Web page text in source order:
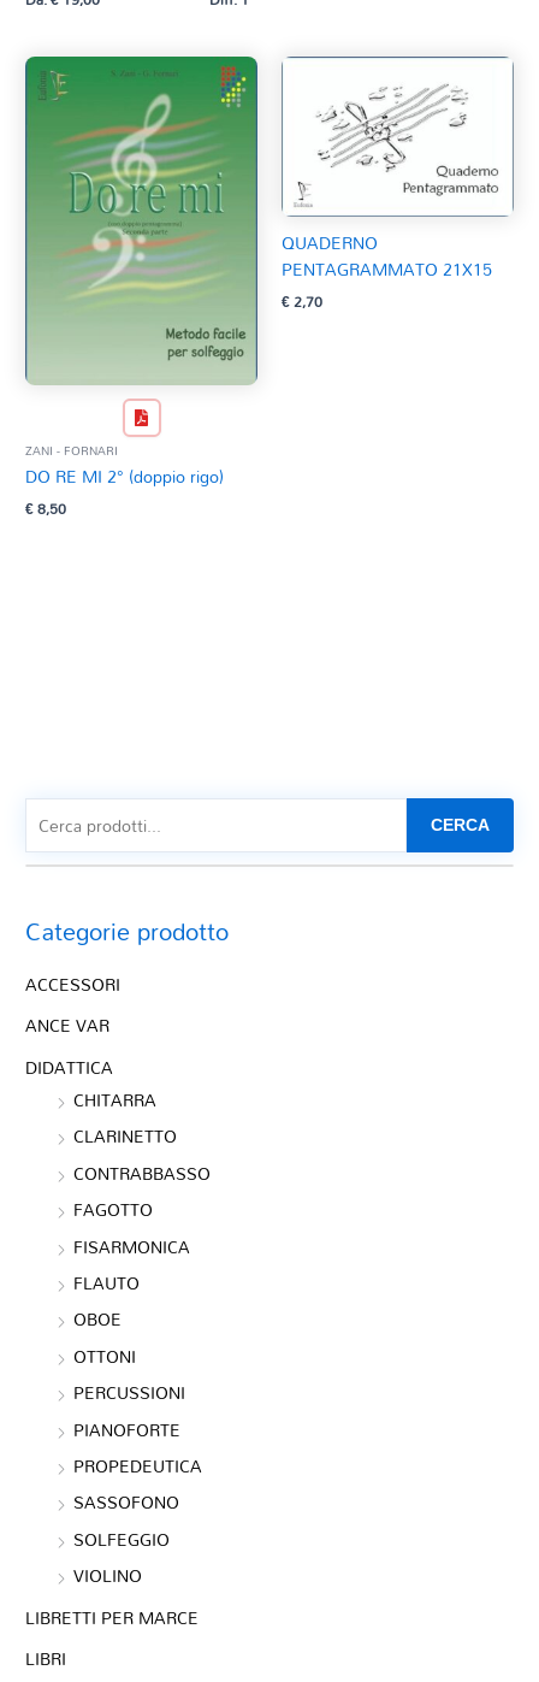
ZANI - FORNARI
DO RE MI 2° (doppio rigo)
€8,50
QUADERNO
PENTAGRAMMATO 21X15
€2,70
CERCA
Categorie prodotto
ACCESSORI
ANCE VAR
DIDATTICA
CHITARRA
CLARINETTO
CONTRABBASSO
FAGOTTO
FISARMONICA
FLAUTO
OBOE
OTTONI
PERCUSSIONI
PIANOFORTE
PROPEDEUTICA
SASSOFONO
SOLFEGGIO
VIOLINO
LIBRETTI PER MARCE
LIBRI